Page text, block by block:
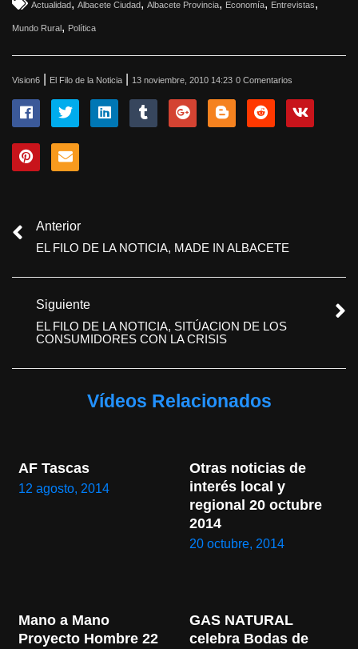
Actualidad, Albacete Ciudad, Albacete Provincia, Economía, Entrevistas,
Mundo Rural, Política
Vision6 El Filo de la Noticia 13 noviembre, 2010 14:23 0 Comentarios
Anterior
EL FILO DE LA NOTICIA, MADE IN ALBACETE
Siguiente
EL FILO DE LA NOTICIA, SITÚACION DE LOS
CONSUMIDORES CON LA CRISIS
Vídeos Relacionados
AF Tascas
12 agosto, 2014
Otras noticias de
interés local y
regional 20 octubre
2014
20 octubre, 2014
Mano a Mano
Proyecto Hombre 22
GAS NATURAL
celebra Bodas de